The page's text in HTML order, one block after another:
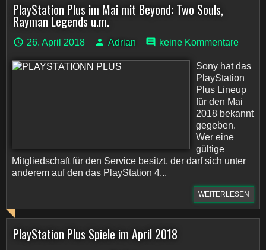
PlayStation Plus im Mai mit Beyond: Two Souls,
Rayman Legends u.m.
26. April 2018 Adrian keine Kommentare
Sony hat das
PlayStation
Plus Lineup
für den Mai
2018 bekannt
gegeben.
Wer eine
gültige
Mitgliedschaft für den Service besitzt, der darf sich unter
anderem auf den das PlayStation 4...
WEITERLESEN
PlayStation Plus Spiele im April 2018